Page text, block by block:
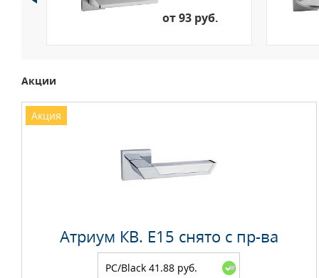
от 93 руб.
Акции
Акция
Атриум КВ. E15 снято с пр-ва
PC/Black 41.88 руб.